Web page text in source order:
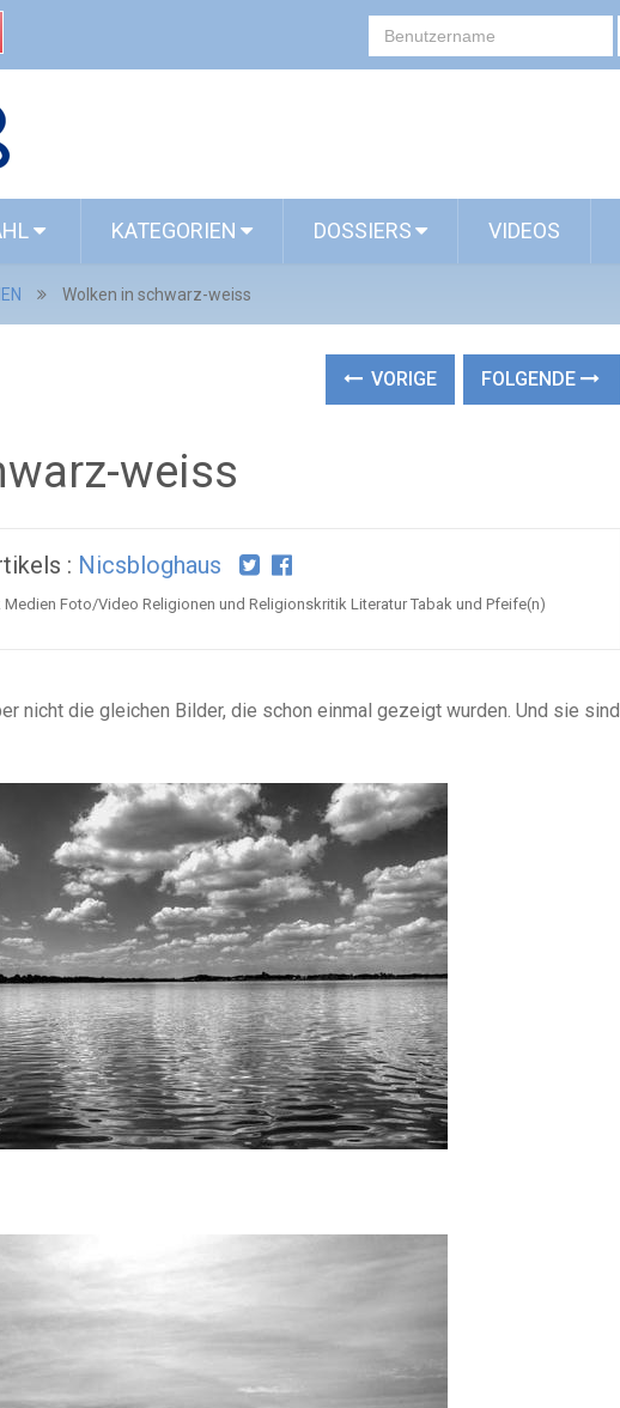
KATEGORIEN DOSSIERS VIDEOS
Wolken in schwarz-weiss
VORIGE FOLGENDE
weiss
: Nicsbloghaus
Foto/Video Religionen und Religionskritik Literatur Tabak und Pfeife(n)
nicht die glei­chen Bilder, die schon ein­mal gezeigt wur­den. Und sie sind